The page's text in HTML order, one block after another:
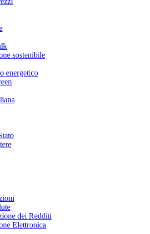
sostenibile
energetico
dei Redditi
Elettronica